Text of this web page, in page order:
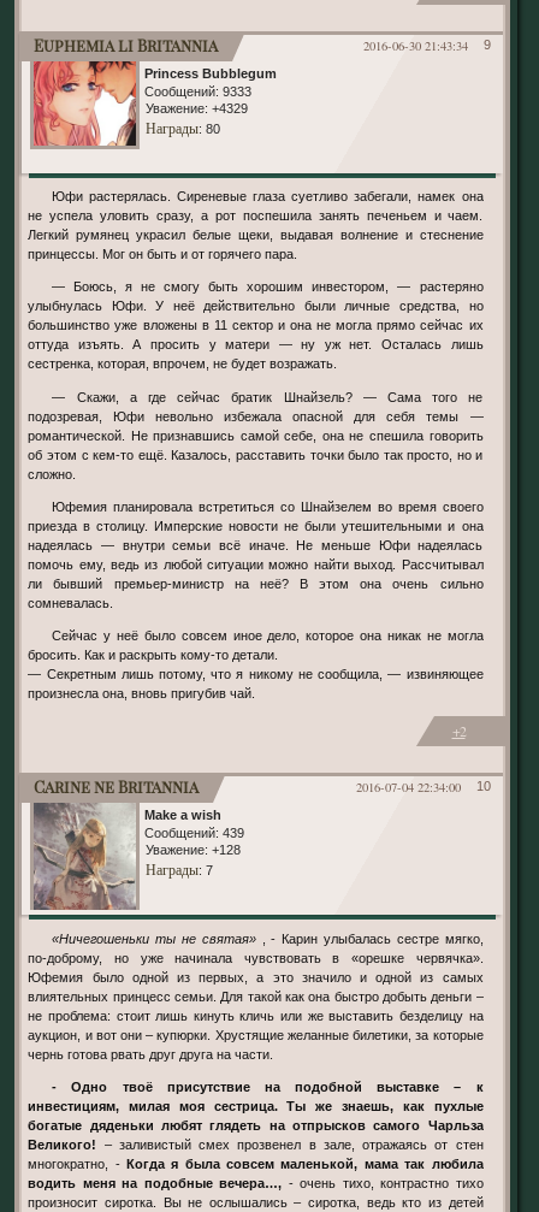
9
2016-06-30 21:43:34
Euphemia li Britannia
Princess Bubblegum
Сообщений: 9333
Уважение: +4329
Награды: 80
Юфи растерялась. Сиреневые глаза суетливо забегали, намек она
не успела уловить сразу, а рот поспешила занять печеньем и чаем.
Легкий румянец украсил белые щеки, выдавая волнение и стеснение
принцессы. Мог он быть и от горячего пара.
— Боюсь, я не смогу быть хорошим инвестором, — растеряно
улыбнулась Юфи. У неё действительно были личные средства, но
большинство уже вложены в 11 сектор и она не могла прямо сейчас их
оттуда изъять. А просить у матери — ну уж нет. Осталась лишь
сестренка, которая, впрочем, не будет возражать.
— Скажи, а где сейчас братик Шнайзель? — Сама того не
подозревая, Юфи невольно избежала опасной для себя темы —
романтической. Не признавшись самой себе, она не спешила говорить
об этом с кем-то ещё. Казалось, расставить точки было так просто, но и
сложно.
Юфемия планировала встретиться со Шнайзелем во время своего
приезда в столицу. Имперские новости не были утешительными и она
надеялась — внутри семьи всё иначе. Не меньше Юфи надеялась
помочь ему, ведь из любой ситуации можно найти выход. Рассчитывал
ли бывший премьер-министр на неё? В этом она очень сильно
сомневалась.
Сейчас у неё было совсем иное дело, которое она никак не могла
бросить. Как и раскрыть кому-то детали.
— Секретным лишь потому, что я никому не сообщила, — извиняющее
произнесла она, вновь пригубив чай.
+2
10
2016-07-04 22:34:00
Carine ne Britannia
Make a wish
Сообщений: 439
Уважение: +128
Награды: 7
«Ничегошеньки ты не святая»
, - Карин улыбалась сестре мягко,
по-доброму, но уже начинала чувствовать в «орешке червячка».
Юфемия было одной из первых, а это значило и одной из самых
влиятельных принцесс семьи. Для такой как она быстро добыть деньги –
не проблема: стоит лишь кинуть кличь или же выставить безделицу на
аукцион, и вот они – купюрки. Хрустящие желанные билетики, за которые
чернь готова рвать друг друга на части.
- Одно твоё присутствие на подобной выставке – к
инвестициям, милая моя сестрица. Ты же знаешь, как пухлые
богатые дяденьки любят глядеть на отпрысков самого Чарльза
Великого! – заливистый смех прозвенел в зале, отражаясь от стен
многократно, -Когда я была совсем маленькой, мама так любила
водить меня на подобные вечера…, - очень тихо, контрастно тихо
произносит сиротка. Вы не ослышались – сиротка, ведь кто из детей